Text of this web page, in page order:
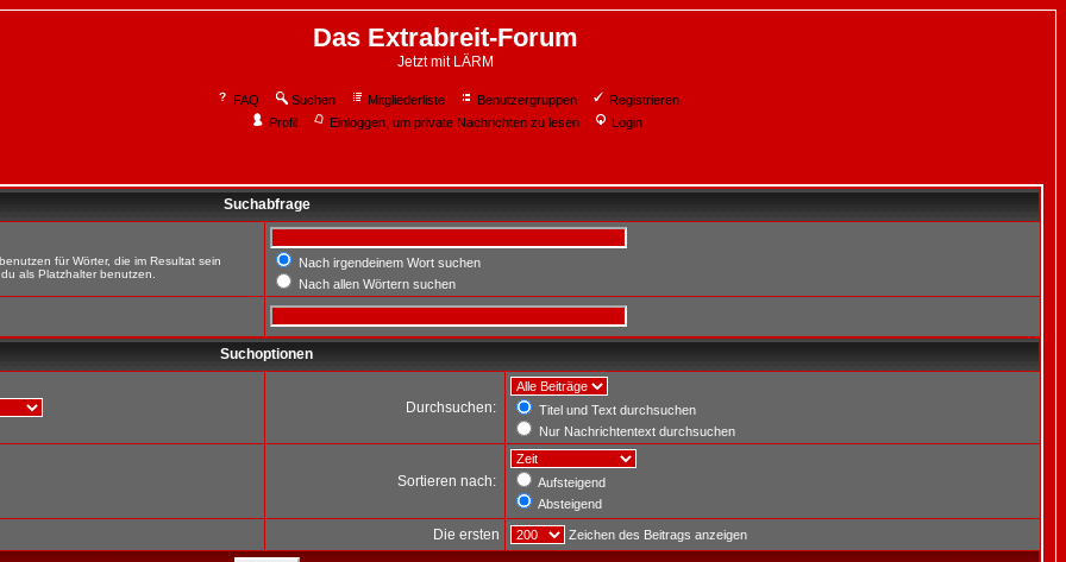
Das Extrabreit-Forum
Jetzt mit LÄRM
FAQ Suchen Mitgliederliste Benutzergruppen
Registrieren
Profil
Einloggen, um private Nachrichten zu lesen Login
Suchabfrage
für Wörter, die im Resultat sein
als Platzhalter benutzen.
Nach irgendeinem Wort suchen
Nach allen Wörtern suchen
Suchoptionen
Durchsuchen:
Titel und Text durchsuchen
Nur Nachrichtentext durchsuchen
Sortieren nach:
Aufsteigend
Absteigend
Die ersten Zeichen des Beitrags anzeigen